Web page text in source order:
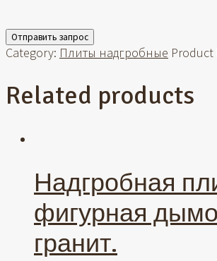
Отправить запрос
Category: Плиты надгробные Product
Related products
Надгробная
фигурная
гранит.